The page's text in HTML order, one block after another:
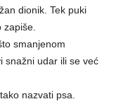
dionik. Tek puki
zapiše.
smanjenom
snažni udar ili se već
nazvati psa.